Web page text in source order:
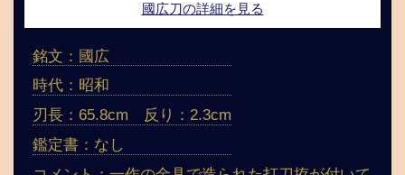
國広刀の詳細を見る
銘文：國広
時代：昭和
刃長：65.8cm 反り：2.3cm
鑑定書：なし